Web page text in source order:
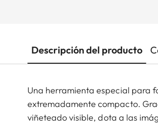
Descripción del producto
Una herramienta especial para
extremadamente compacto.
viñeteado visible, dota a las